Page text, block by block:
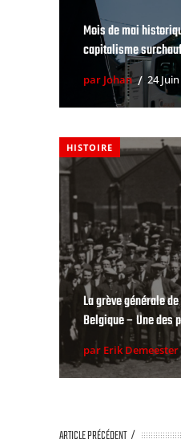
Mois de mai
capitalisme
par Johan 24
HISTOIRE
La grève générale
Belgique – Une des
par Erik Demeester